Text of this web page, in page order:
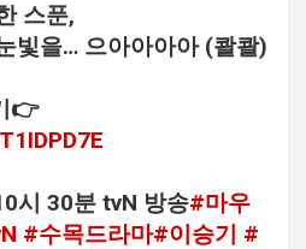
스푼,
빛을… 으아아아아 (콸콸)
👉
시 30분 tvN 방송#마우
#수목드라마#이승기
#